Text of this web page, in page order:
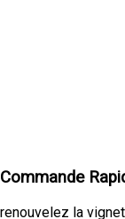
Commande
renouvelez la